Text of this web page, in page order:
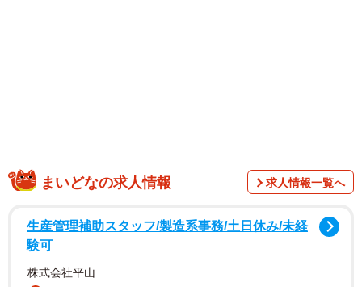
材料2つで手軽にできるヘルシーなきなこ餅が話題に（提供：
@hayuka_chokatsu_sweetsさん）
投稿したのは、自身も産後13kgのダイエットに成功した
という腸活アドバイザーで2児の母、はゆか
@hayuka_chokatsu_sweets
まいどなの求人情報 求人情報一覧へ
生産管理補助スタッフ/製造系事務/土日休み/未経
験可
株式会社平山